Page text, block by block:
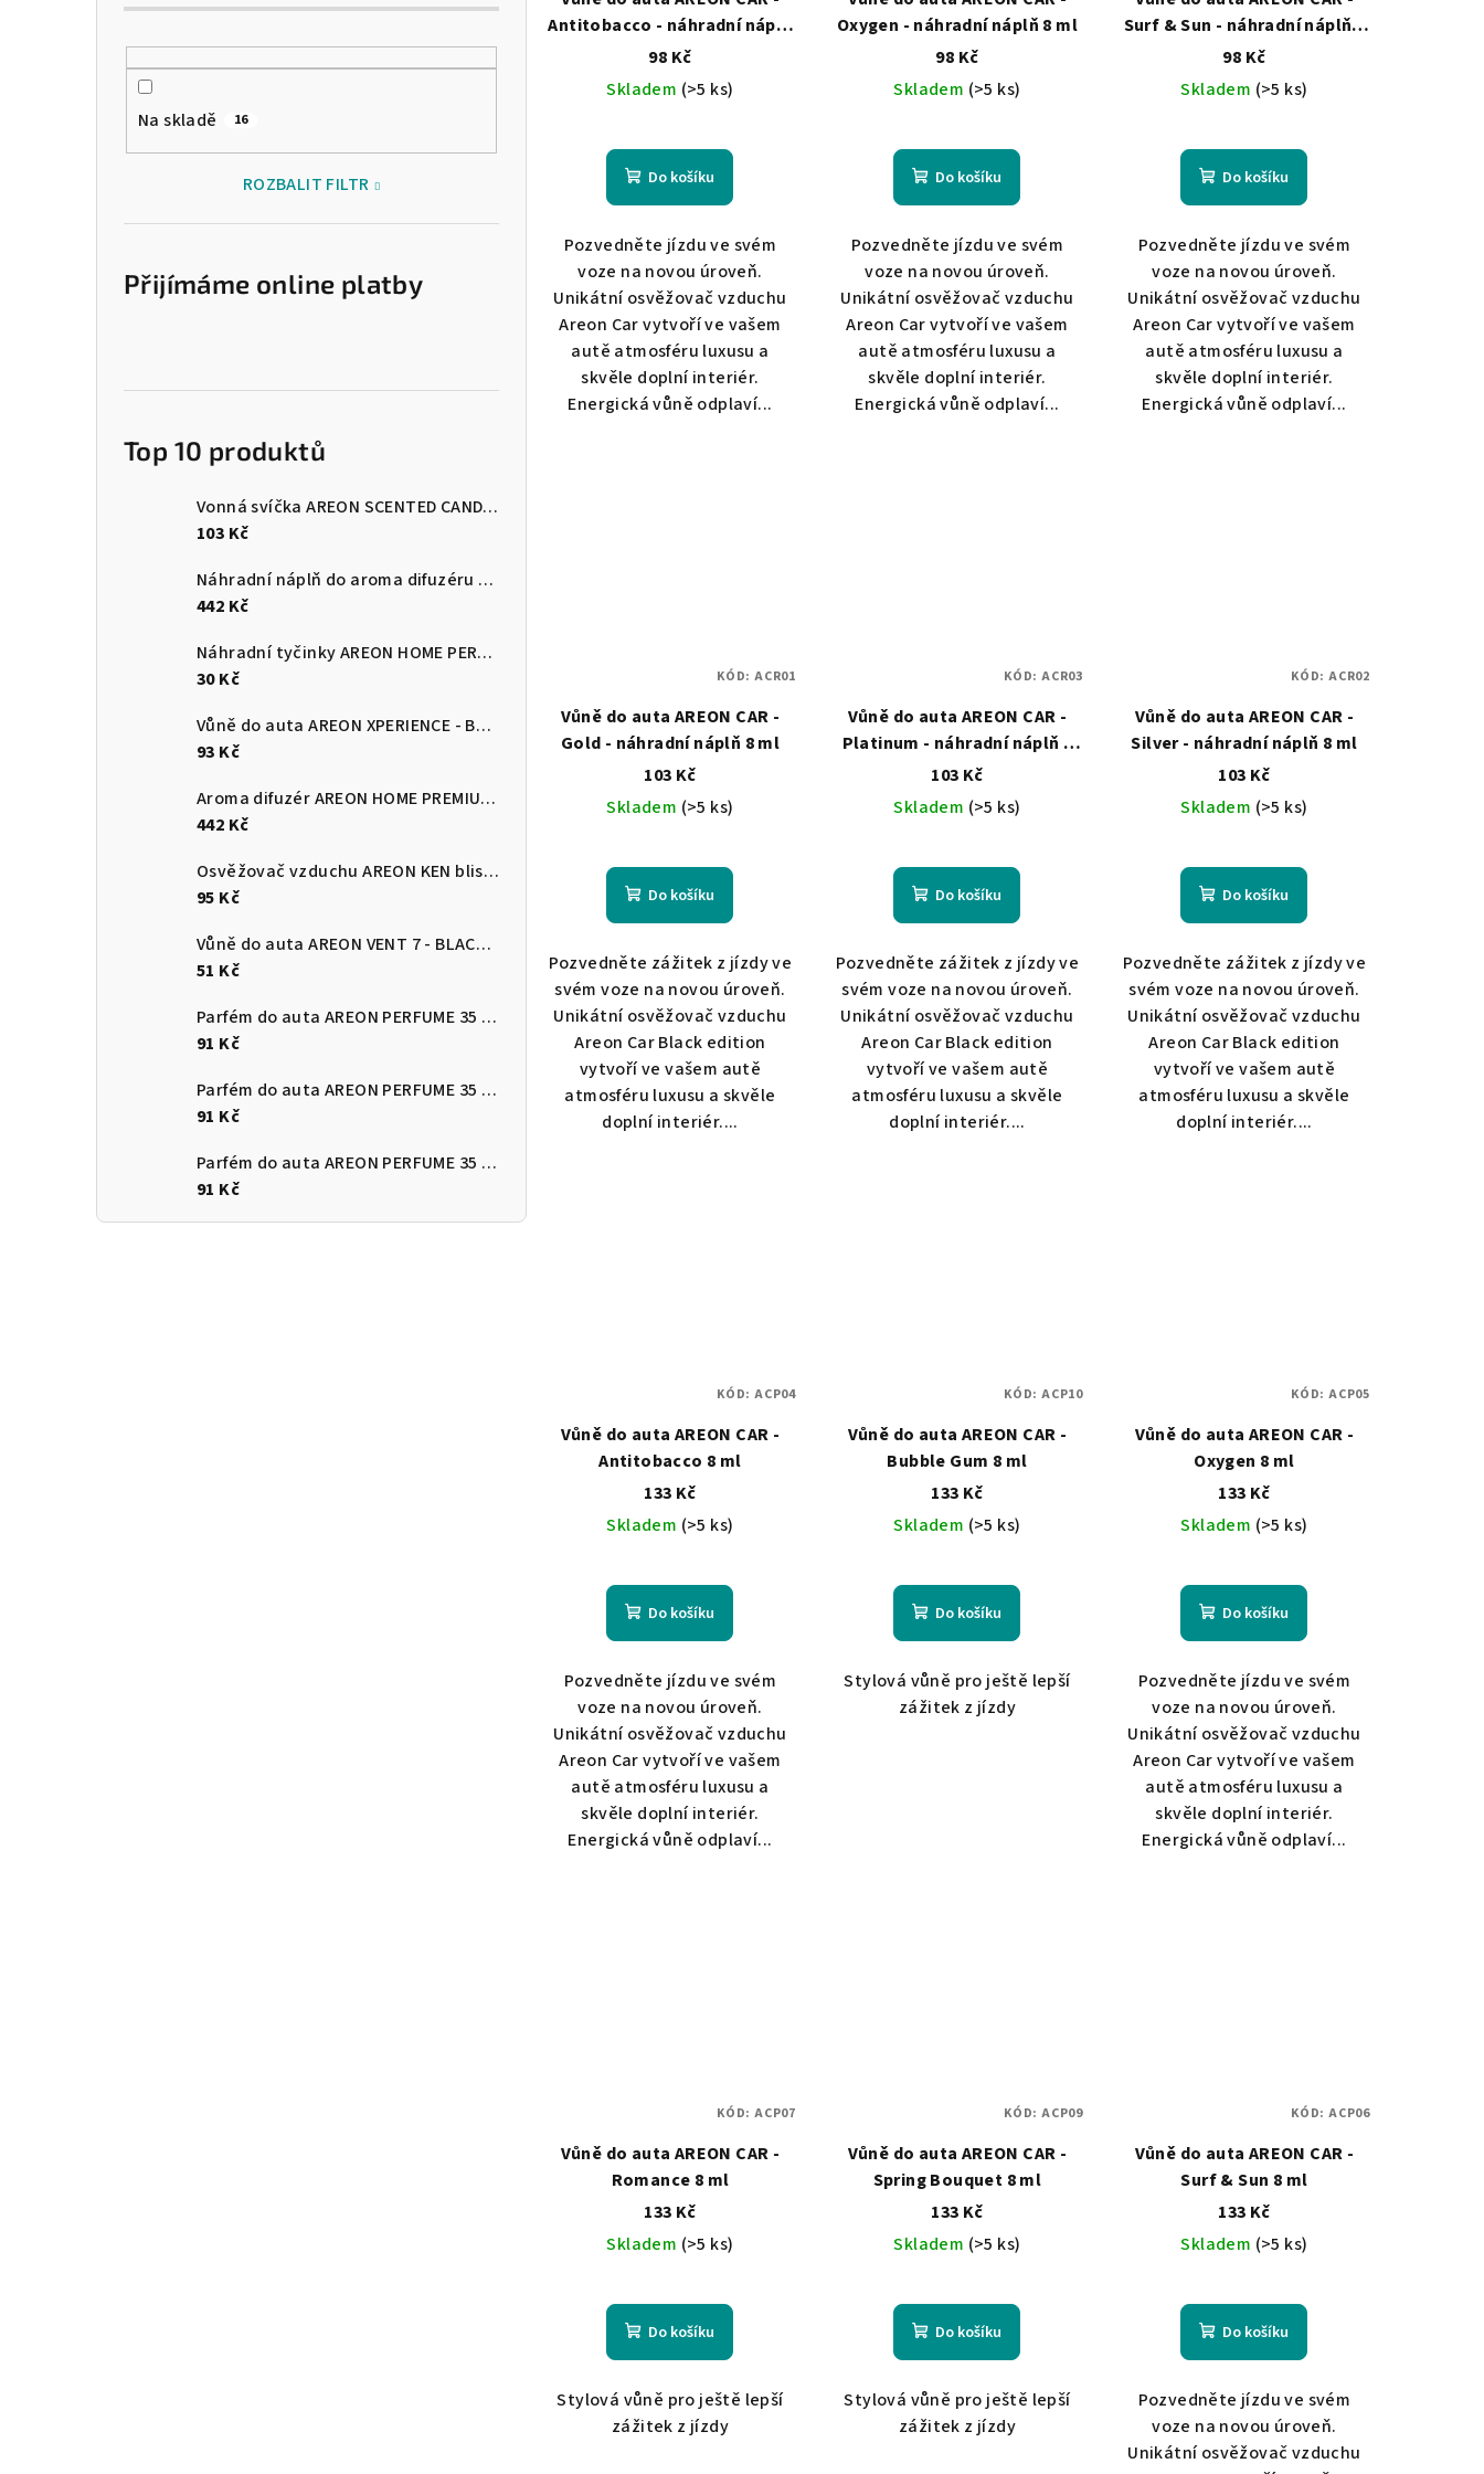
Na skladě 16
ROZBALIT FILTR
Přijímáme online platby
Top 10 produktů
Vonná svíčka AREON SCENTED CANDLE - Black Crystal
103 Kč
Náhradní náplň do aroma difuzéru AREON - 260 ml PREMIUM - Vanilla Black
442 Kč
Náhradní tyčinky AREON HOME PERFUME STICKS - Black
30 Kč
Vůně do auta AREON XPERIENCE - BLACK CRYSTAL
93 Kč
Aroma difuzér AREON HOME PREMIUM 150 ml - Patchouli Lavender Vanilla
442 Kč
Osvěžovač vzduchu AREON KEN blister - BLACK CRYSTAL
95 Kč
Vůně do auta AREON VENT 7 - BLACK CRYSTAL
51 Kč
Parfém do auta AREON PERFUME 35 ml Neroli
91 Kč
Parfém do auta AREON PERFUME 35 ml Osmanthus
91 Kč
Parfém do auta AREON PERFUME 35 ml Vanilla Black
91 Kč
d
r
Antitobacco - náhradní náplň
8 ml
98 Kč
Skladem (>5 ks)
Do košíku
Pozvedněte jízdu ve svém
voze na novou úroveň.
Unikátní osvěžovač vzduchu
Areon Car vytvoří ve vašem
autě atmosféru luxusu a
skvěle doplní interiér.
Energická vůně odplaví...
Oxygen - náhradní náplň 8 ml
98 Kč
Skladem (>5 ks)
Do košíku
Pozvedněte jízdu ve svém
voze na novou úroveň.
Unikátní osvěžovač vzduchu
Areon Car vytvoří ve vašem
autě atmosféru luxusu a
skvěle doplní interiér.
Energická vůně odplaví...
Surf & Sun - náhradní náplň 8
ml
98 Kč
Skladem (>5 ks)
Do košíku
Pozvedněte jízdu ve svém
voze na novou úroveň.
Unikátní osvěžovač vzduchu
Areon Car vytvoří ve vašem
autě atmosféru luxusu a
skvěle doplní interiér.
Energická vůně odplaví...
Vůně do auta AREON CAR -
Gold - náhradní náplň 8 ml
103 Kč
Skladem (>5 ks)
Do košíku
Pozvedněte zážitek z jízdy ve
svém voze na novou úroveň.
Unikátní osvěžovač vzduchu
Areon Car Black edition
vytvoří ve vašem autě
atmosféru luxusu a skvěle
doplní interiér....
KÓD: ACR01
Vůně do auta AREON CAR -
Platinum - náhradní náplň 8
ml
103 Kč
Skladem (>5 ks)
Do košíku
Pozvedněte zážitek z jízdy ve
svém voze na novou úroveň.
Unikátní osvěžovač vzduchu
Areon Car Black edition
vytvoří ve vašem autě
atmosféru luxusu a skvěle
doplní interiér....
KÓD: ACR03
Vůně do auta AREON CAR -
Silver - náhradní náplň 8 ml
103 Kč
Skladem (>5 ks)
Do košíku
Pozvedněte zážitek z jízdy ve
svém voze na novou úroveň.
Unikátní osvěžovač vzduchu
Areon Car Black edition
vytvoří ve vašem autě
atmosféru luxusu a skvěle
doplní interiér....
KÓD: ACR02
Vůně do auta AREON CAR -
Antitobacco 8 ml
133 Kč
Skladem (>5 ks)
Do košíku
Pozvedněte jízdu ve svém
voze na novou úroveň.
Unikátní osvěžovač vzduchu
Areon Car vytvoří ve vašem
autě atmosféru luxusu a
skvěle doplní interiér.
Energická vůně odplaví...
KÓD: ACP04
Vůně do auta AREON CAR -
Bubble Gum 8 ml
133 Kč
Skladem (>5 ks)
Do košíku
Stylová vůně pro ještě lepší
zážitek z jízdy
KÓD: ACP10
Vůně do auta AREON CAR -
Oxygen 8 ml
133 Kč
Skladem (>5 ks)
Do košíku
Pozvedněte jízdu ve svém
voze na novou úroveň.
Unikátní osvěžovač vzduchu
Areon Car vytvoří ve vašem
autě atmosféru luxusu a
skvěle doplní interiér.
Energická vůně odplaví...
KÓD: ACP05
Vůně do auta AREON CAR -
Romance 8 ml
133 Kč
Skladem (>5 ks)
Do košíku
Stylová vůně pro ještě lepší
zážitek z jízdy
KÓD: ACP07
Vůně do auta AREON CAR -
Spring Bouquet 8 ml
133 Kč
Skladem (>5 ks)
Do košíku
Stylová vůně pro ještě lepší
zážitek z jízdy
KÓD: ACP09
Vůně do auta AREON CAR -
Surf & Sun 8 ml
133 Kč
Skladem (>5 ks)
Do košíku
Pozvedněte jízdu ve svém
voze na novou úroveň.
Unikátní osvěžovač vzduchu
KÓD: ACP06